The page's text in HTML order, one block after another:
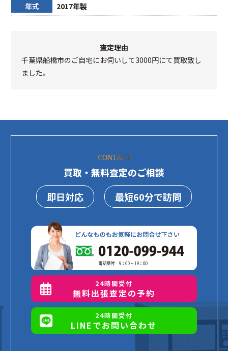
年式 2017年製
査定理由
千葉県船橋市のご自宅にお伺いして3000円にて買取致し
ました。
CONTACT
買取・無料査定のご相談
即日対応
最短60分で訪問
24時間受付
無料出張査定の予約
24時間受付
LINEでお問い合わせ